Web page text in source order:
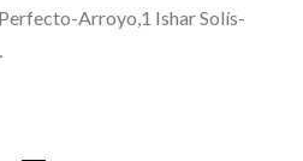
Arroyo,1 Ishar Solís-